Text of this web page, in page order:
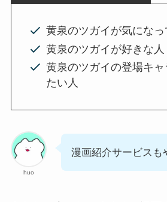
黄泉のツガイが気になっ
黄泉のツガイが好きな人
黄泉のツガイの登場キャ
たい人
huo
漫画紹介サービスも